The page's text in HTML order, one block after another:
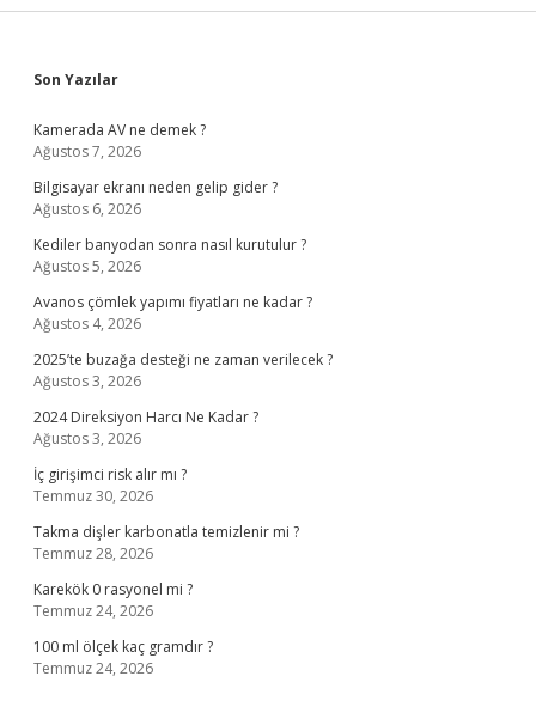
Sidebar
Son Yazılar
Kamerada AV ne demek ?
Ağustos 7, 2026
Bilgisayar ekranı neden gelip gider ?
Ağustos 6, 2026
Kediler banyodan sonra nasıl kurutulur ?
Ağustos 5, 2026
Avanos çömlek yapımı fiyatları ne kadar ?
Ağustos 4, 2026
2025’te buzağa desteği ne zaman verilecek ?
Ağustos 3, 2026
2024 Direksiyon Harcı Ne Kadar ?
Ağustos 3, 2026
İç girişimci risk alır mı ?
Temmuz 30, 2026
Takma dişler karbonatla temizlenir mi ?
Temmuz 28, 2026
Karekök 0 rasyonel mi ?
Temmuz 24, 2026
100 ml ölçek kaç gramdır ?
Temmuz 24, 2026